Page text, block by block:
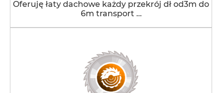
Oferuję łaty dachowe każdy przekrój dł od3m do
6m transport …